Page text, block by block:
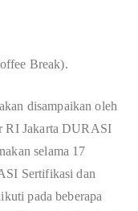
Break).
disampaikan oleh
RI Jakarta DURASI
selama 17
Sertifikasi dan
pada beberapa